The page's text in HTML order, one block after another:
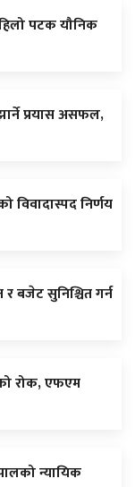
पटक यौनिक
प्रयास असफल,
निर्णय
बजेट सुनिश्चित गर्न
रोक, एफएम
न्यायिक